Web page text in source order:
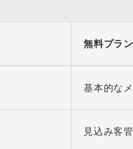
無料プラン
基本的な
見込み客